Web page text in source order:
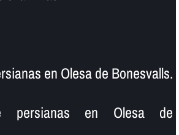
en Olesa de Bonesvalls.
persianas en Olesa de